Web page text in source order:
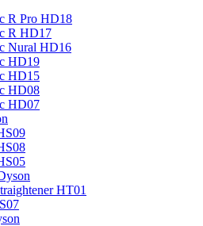
R Pro HD18
R HD17
Nural HD16
HD19
HD15
HD08
HD07
HT01